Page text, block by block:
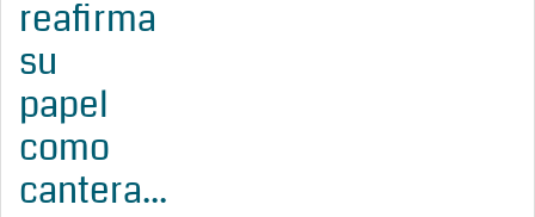
reafirma
su
papel
como
cantera...